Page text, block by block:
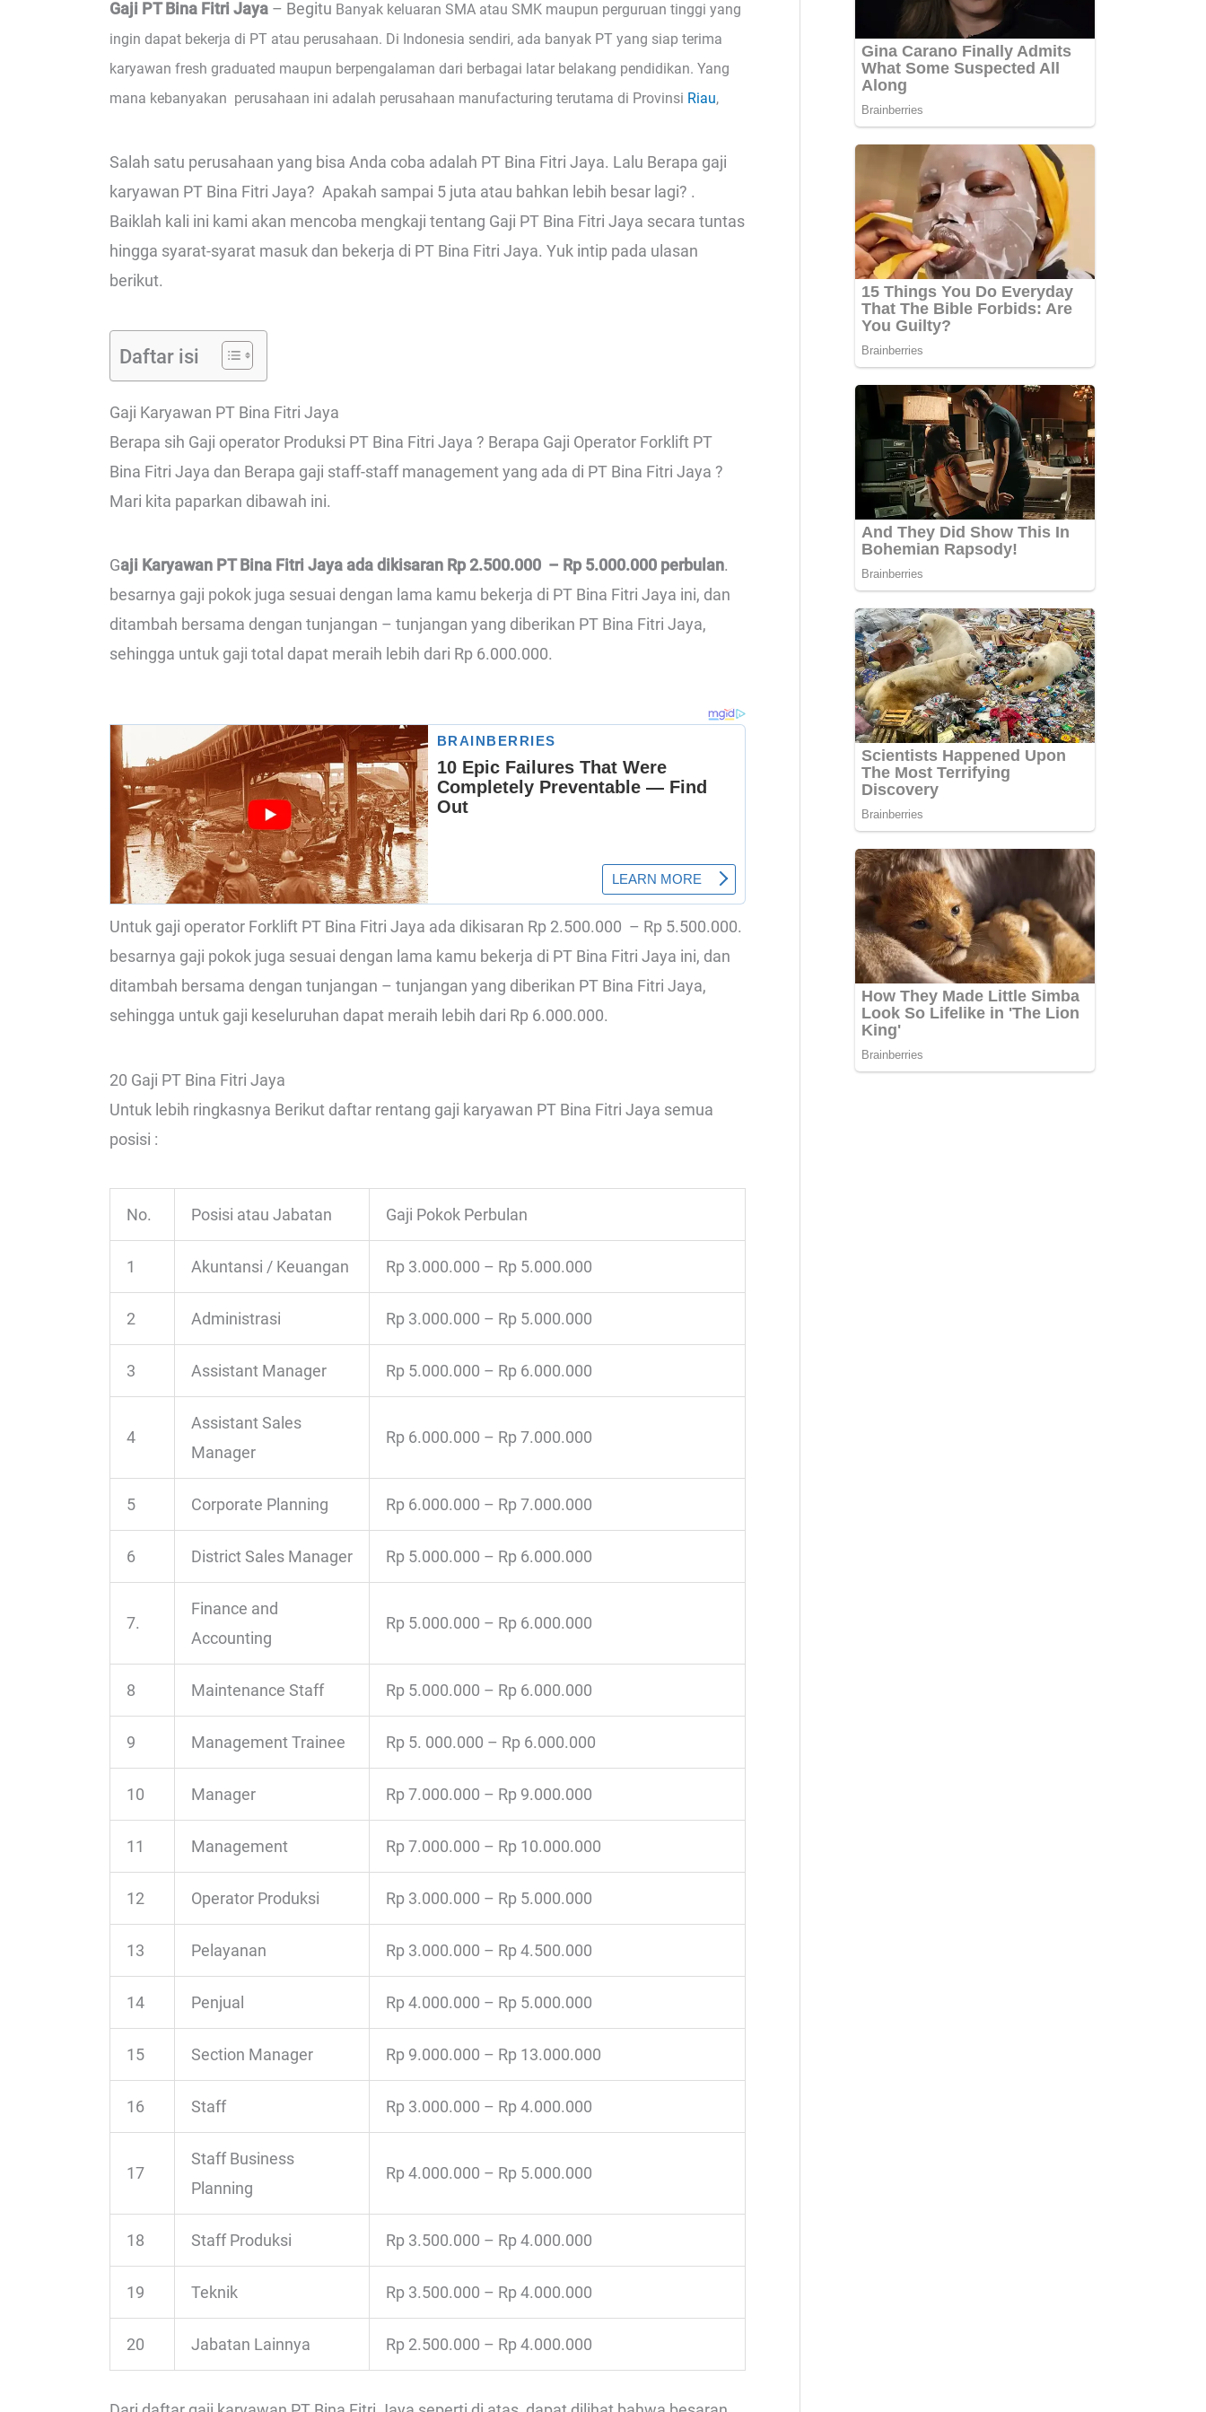
Gaji PT Bina Fitri Jaya – Begitu Banyak keluaran SMA atau SMK maupun perguruan tinggi yang
ingin dapat bekerja di PT atau perusahaan. Di Indonesia sendiri, ada banyak PT yang siap terima
karyawan fresh graduated maupun berpengalaman dari berbagai latar belakang pendidikan. Yang
mana kebanyakan perusahaan ini adalah perusahaan manufacturing terutama di Provinsi Riau,
Salah satu perusahaan yang bisa Anda coba adalah PT Bina Fitri Jaya. Lalu Berapa gaji
karyawan PT Bina Fitri Jaya? Apakah sampai 5 juta atau bahkan lebih besar lagi? .
Baiklah kali ini kami akan mencoba mengkaji tentang Gaji PT Bina Fitri Jaya secara tuntas
hingga syarat-syarat masuk dan bekerja di PT Bina Fitri Jaya. Yuk intip pada ulasan
berikut.
Daftar isi
Gaji Karyawan PT Bina Fitri Jaya
Berapa sih Gaji operator Produksi PT Bina Fitri Jaya ? Berapa Gaji Operator Forklift PT
Bina Fitri Jaya dan Berapa gaji staff-staff management yang ada di PT Bina Fitri Jaya ?
Mari kita paparkan dibawah ini.
Gaji Karyawan PT Bina Fitri Jaya ada dikisaran Rp 2.500.000 – Rp 5.000.000 perbulan.
besarnya gaji pokok juga sesuai dengan lama kamu bekerja di PT Bina Fitri Jaya ini, dan
ditambah bersama dengan tunjangan – tunjangan yang diberikan PT Bina Fitri Jaya,
sehingga untuk gaji total dapat meraih lebih dari Rp 6.000.000.
Untuk gaji operator Forklift PT Bina Fitri Jaya ada dikisaran Rp 2.500.000 – Rp 5.500.000.
besarnya gaji pokok juga sesuai dengan lama kamu bekerja di PT Bina Fitri Jaya ini, dan
ditambah bersama dengan tunjangan – tunjangan yang diberikan PT Bina Fitri Jaya,
sehingga untuk gaji keseluruhan dapat meraih lebih dari Rp 6.000.000.
20 Gaji PT Bina Fitri Jaya
Untuk lebih ringkasnya Berikut daftar rentang gaji karyawan PT Bina Fitri Jaya semua
posisi :
No. Posisi atau Jabatan Gaji Pokok Perbulan
1 Akuntansi / Keuangan Rp 3.000.000 – Rp 5.000.000
2 Administrasi Rp 3.000.000 – Rp 5.000.000
3 Assistant Manager Rp 5.000.000 – Rp 6.000.000
4
Assistant Sales
Manager
Rp 6.000.000 – Rp 7.000.000
5 Corporate Planning Rp 6.000.000 – Rp 7.000.000
6 District Sales Manager Rp 5.000.000 – Rp 6.000.000
7.
Finance and
Accounting
Rp 5.000.000 – Rp 6.000.000
8 Maintenance Staff Rp 5.000.000 – Rp 6.000.000
9 Management Trainee Rp 5. 000.000 – Rp 6.000.000
10 Manager Rp 7.000.000 – Rp 9.000.000
11 Management Rp 7.000.000 – Rp 10.000.000
12 Operator Produksi Rp 3.000.000 – Rp 5.000.000
13 Pelayanan Rp 3.000.000 – Rp 4.500.000
14 Penjual Rp 4.000.000 – Rp 5.000.000
15 Section Manager Rp 9.000.000 – Rp 13.000.000
16 Staff Rp 3.000.000 – Rp 4.000.000
17
Staff Business
Planning
Rp 4.000.000 – Rp 5.000.000
18 Staff Produksi Rp 3.500.000 – Rp 4.000.000
19 Teknik Rp 3.500.000 – Rp 4.000.000
20 Jabatan Lainnya Rp 2.500.000 – Rp 4.000.000